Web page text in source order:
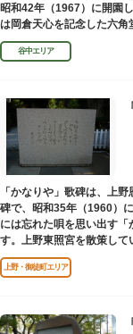
昭和42年（1967）に開園
は岡倉天心を記念した六
されています。
谷中エリア
「かなりや」歌碑は、上
碑で、昭和35年（1960）
には忘れた唄を思い出す
す。上野東照宮を散策し
してこの地に建てられまし
上野・御徒町エリア